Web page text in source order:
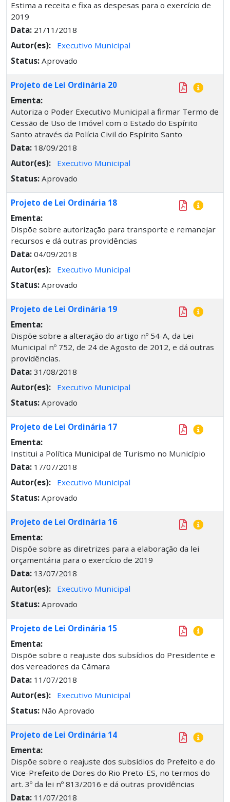
Estima a receita e fixa as despesas para o exercício de
2019
Data: 21/11/2018
Autor(es):
Executivo Municipal
Status: Aprovado
Projeto de Lei Ordinária 20
Ementa:
Autoriza o Poder Executivo Municipal a firmar Termo de
Cessão de Uso de Imóvel com o Estado do Espírito
Santo através da Polícia Civil do Espírito Santo
Data: 18/09/2018
Autor(es):
Executivo Municipal
Status: Aprovado
Projeto de Lei Ordinária 18
Ementa:
Dispõe sobre autorização para transporte e remanejar
recursos e dá outras providências
Data: 04/09/2018
Autor(es):
Executivo Municipal
Status: Aprovado
Projeto de Lei Ordinária 19
Ementa:
Dispõe sobre a alteração do artigo nº 54-A, da Lei
Municipal nº 752, de 24 de Agosto de 2012, e dá outras
providências.
Data: 31/08/2018
Autor(es):
Executivo Municipal
Status: Aprovado
Projeto de Lei Ordinária 17
Ementa:
Institui a Política Municipal de Turismo no Município
Data: 17/07/2018
Autor(es):
Executivo Municipal
Status: Aprovado
Projeto de Lei Ordinária 16
Ementa:
Dispõe sobre as diretrizes para a elaboração da lei
orçamentária para o exercício de 2019
Data: 13/07/2018
Autor(es):
Executivo Municipal
Status: Aprovado
Projeto de Lei Ordinária 15
Ementa:
Dispõe sobre o reajuste dos subsídios do Presidente e
dos vereadores da Câmara
Data: 11/07/2018
Autor(es):
Executivo Municipal
Status: Não Aprovado
Projeto de Lei Ordinária 14
Ementa:
Dispõe sobre o reajuste dos subsídios do Prefeito e do
Vice-Prefeito de Dores do Rio Preto-ES, no termos do
art. 3º da lei nº 813/2016 e dá outras providências
Data: 11/07/2018